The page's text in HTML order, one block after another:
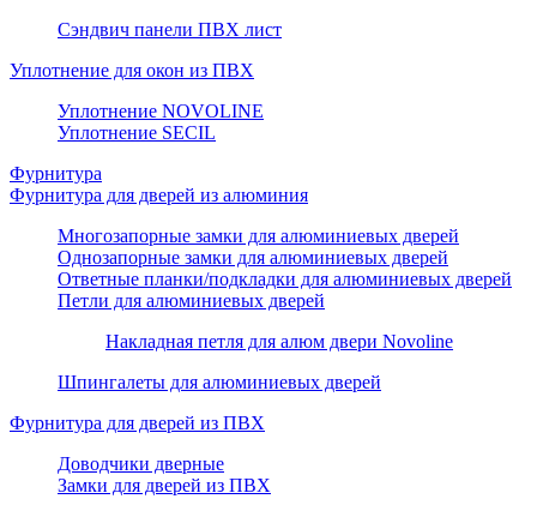
Сэндвич панели ПВХ лист
Уплотнение для окон из ПВХ
Уплотнение NOVOLINE
Уплотнение SECIL
Фурнитура
Фурнитура для дверей из алюминия
Многозапорные замки для алюминиевых дверей
Однозапорные замки для алюминиевых дверей
Ответные планки/подкладки для алюминиевых дверей
Петли для алюминиевых дверей
Накладная петля для алюм двери Novoline
Шпингалеты для алюминиевых дверей
Фурнитура для дверей из ПВХ
Доводчики дверные
Замки для дверей из ПВХ